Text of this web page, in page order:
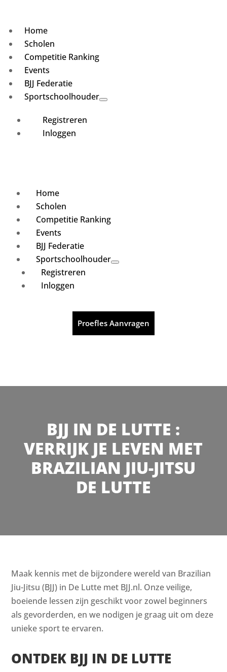
Home
Scholen
Competitie Ranking
Events
BJJ Federatie
Sportschoolhouder
Registreren
Inloggen
Home
Scholen
Competitie Ranking
Events
BJJ Federatie
Sportschoolhouder
Registreren
Inloggen
Proefles Aanvragen
BJJ IN DE LUTTE :
VERRIJK JE LEVEN MET
BRAZILIAN JIU-JITSU
DE LUTTE
Maak kennis met de bijzondere wereld van Brazilian
Jiu-Jitsu (BJJ) in De Lutte met BJJ.nl. Onze veilige,
boeiende lessen zijn geschikt voor zowel beginners
als gevorderden, en we nodigen je graag uit om deze
unieke sport te ervaren.
ONTDEK BJJ IN DE LUTTE